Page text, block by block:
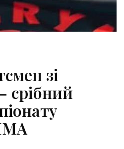
зі
срібний